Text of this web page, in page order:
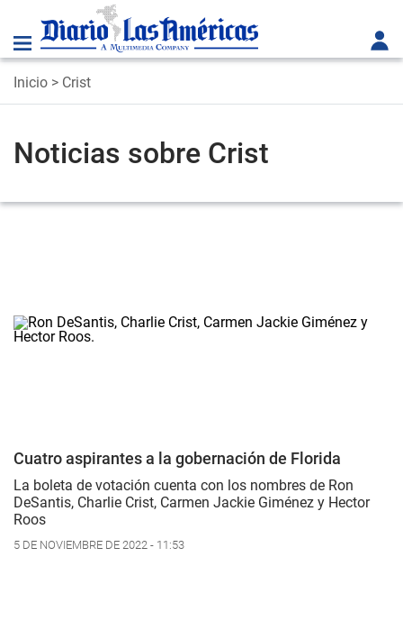
Inicio > Crist
Noticias sobre Crist
Cuatro aspirantes a la gobernación de Florida
La boleta de votación cuenta con los nombres de Ron
DeSantis, Charlie Crist, Carmen Jackie Giménez y Hector
Roos
5 DE NOVIEMBRE DE 2022 - 11:53